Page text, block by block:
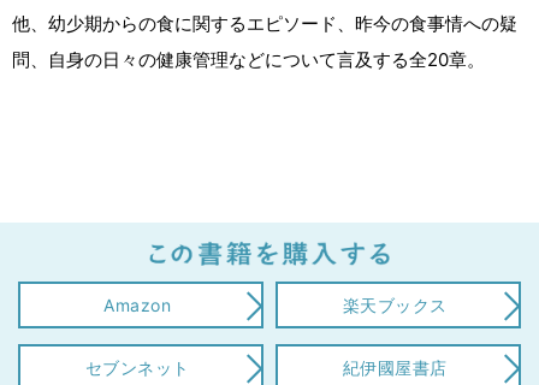
他、幼少期からの食に関するエピソード、昨今の食事情への疑
問、自身の日々の健康管理などについて言及する全20章。
Amazon 楽天ブックス
セブンネット 紀伊國屋書店